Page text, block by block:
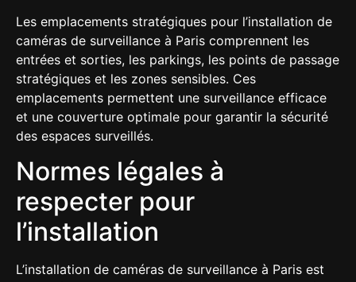
Les emplacements stratégiques pour l’installation de
caméras de surveillance à Paris comprennent les
entrées et sorties, les parkings, les points de passage
stratégiques et les zones sensibles. Ces
emplacements permettent une surveillance efficace
et une couverture optimale pour garantir la sécurité
des espaces surveillés.
Normes légales à
respecter pour
l’installation
L’installation de caméras de surveillance à Paris est